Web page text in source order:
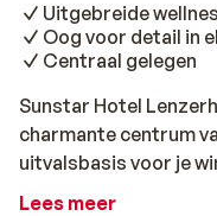
Uitgebreide
Oog voor detail in
Centraal gelegen
Sunstar Hotel
charmante centrum
uitvalsbasis voor je
300 meter van de
Lees meer